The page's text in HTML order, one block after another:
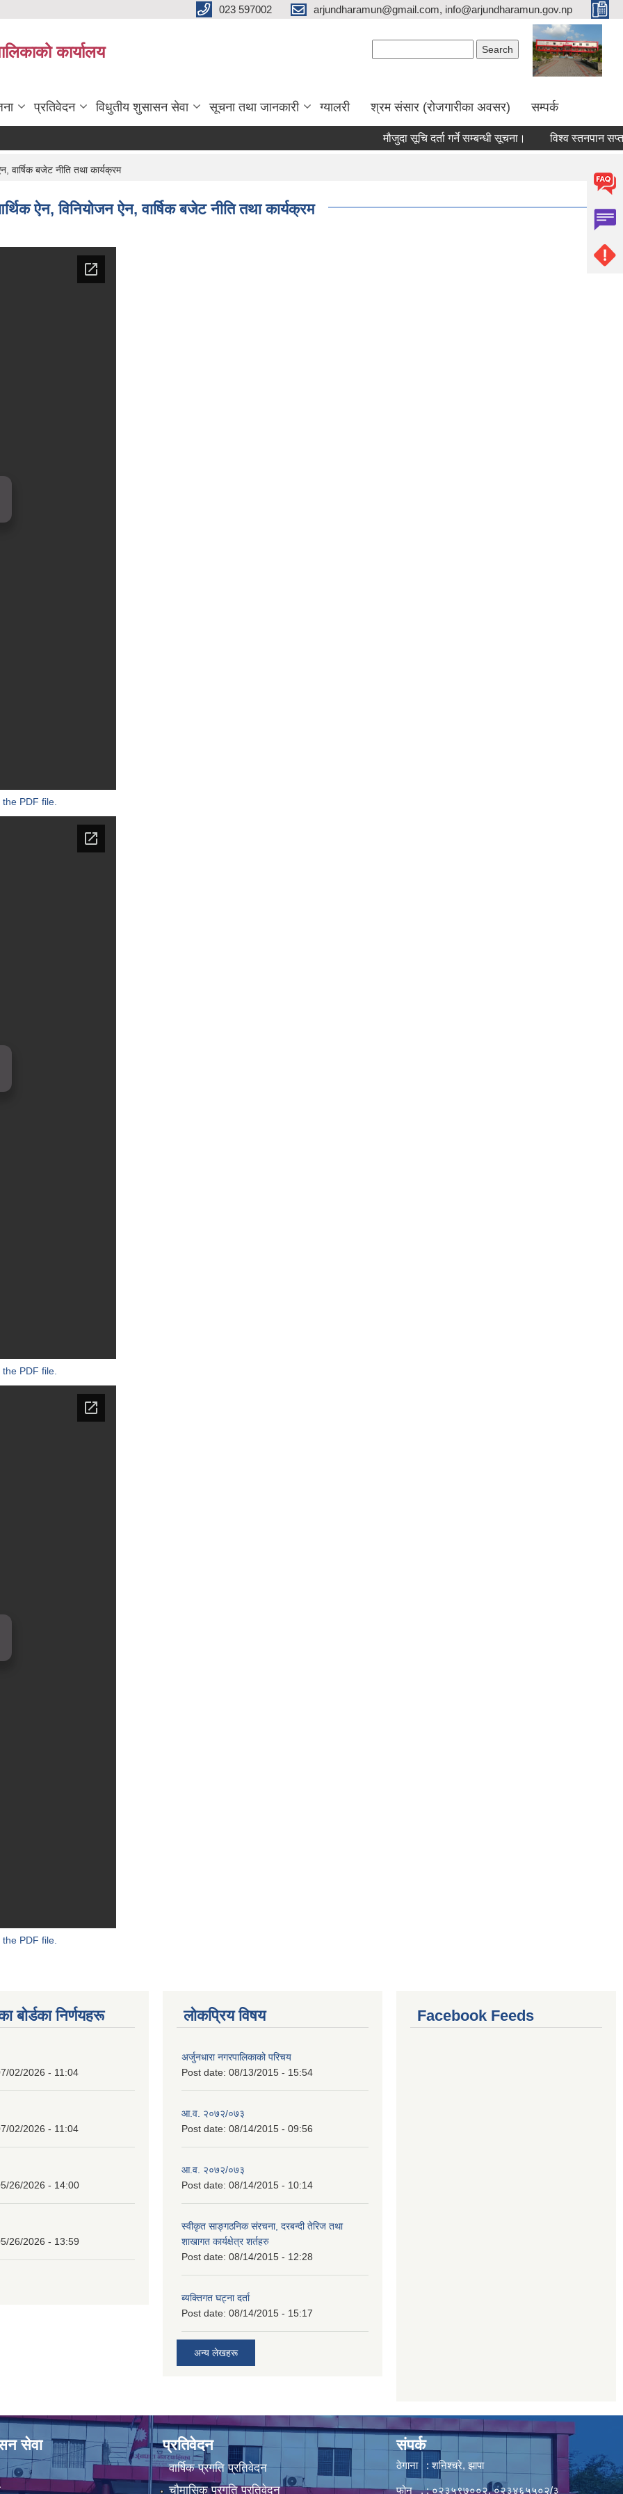
023 597002 arjundharamun@gmail.com, info@arjundharamun.gov.np
कार्यालय
प्रतिवेदन विधुतीय शुसासन सेवा सूचना तथा जानकारी ग्यालरी श्रम संसार (रोजगारीका अवसर) सम्पर्क
मौजुदा सूचि दर्ता गर्ने सम्बन्धी सूचना। विश्व स्तनपान सप्ताह
वार्षिक बजेट नीति तथा कार्यक्रम
ऐन, विनियोजन ऐन, वार्षिक बजेट नीति तथा कार्यक्रम
PDF file.
PDF file.
PDF file.
बाेर्डका निर्णयहरू
02/2026 - 11:04
02/2026 - 11:04
26/2026 - 14:00
26/2026 - 13:59
लोकप्रिय विषय
अर्जुनधारा नगरपालिकाको परिचय
Post date: 08/13/2015 - 15:54
आ.व. २०७२/०७३
Post date: 08/14/2015 - 09:56
आ.व. २०७२/०७३
Post date: 08/14/2015 - 10:14
स्वीकृत साङ्गठनिक संरचना, दरबन्दी तेरिज तथा
शाखागत कार्यक्षेत्र शर्तहरु
Post date: 08/14/2015 - 12:28
ब्यक्तिगत घट्ना दर्ता
Post date: 08/14/2015 - 15:17
अन्य लेखहरू
Facebook Feeds
सेवा प्रतिवेदन
वार्षिक प्रगति प्रतिवेदन
चौमासिक प्रगति प्रतिवेदन
संपर्क
ठेगाना : शनिश्चरे, झापा
फोन . : ०२३५९७००२, ०२३४६५५०२/३